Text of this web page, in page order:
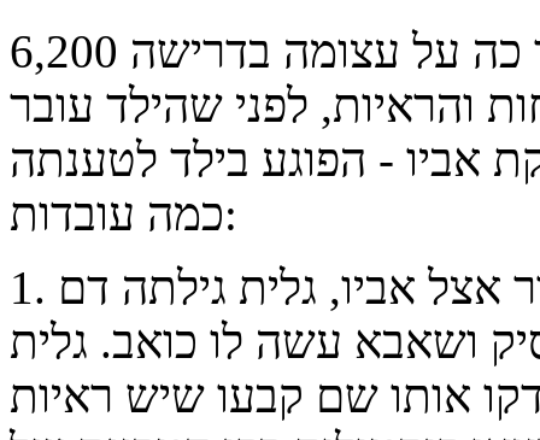
6,200 נשים חתמו מאז יום שישי ועד כה על עצומה בדרישה
והראיות, לפני שהילד עובר
כמה עובדות:
1. כשהתינוק בן השנתיים חזר מביקור אצל אביו, גלית גילתה דם
ושאבא עשה לו כואב. גלית
אותו שם קבעו שיש ראיות